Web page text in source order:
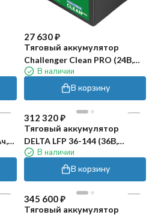
27 630₽
Тяговый аккумулятор
Challenger Clean PRO (24В,
30Ач, LiFePO4)
В наличии
В корзину
312 320₽
Тяговый аккумулятор
DELTA LFP 36-144 (36В,
144Ач, Li-ion)
В наличии
В корзину
345 600₽
Тяговый аккумулятор